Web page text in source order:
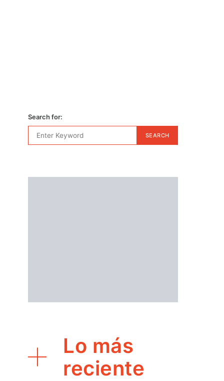
Search for:
SEARCH
Lo más
reciente